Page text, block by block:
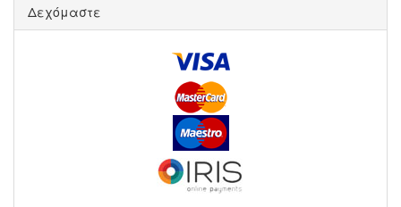
Δεχόμαστε